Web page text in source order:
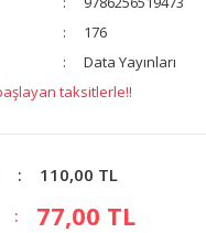
176
Data Yayınları
taksitlerle!!
110,00 TL
77,00 TL